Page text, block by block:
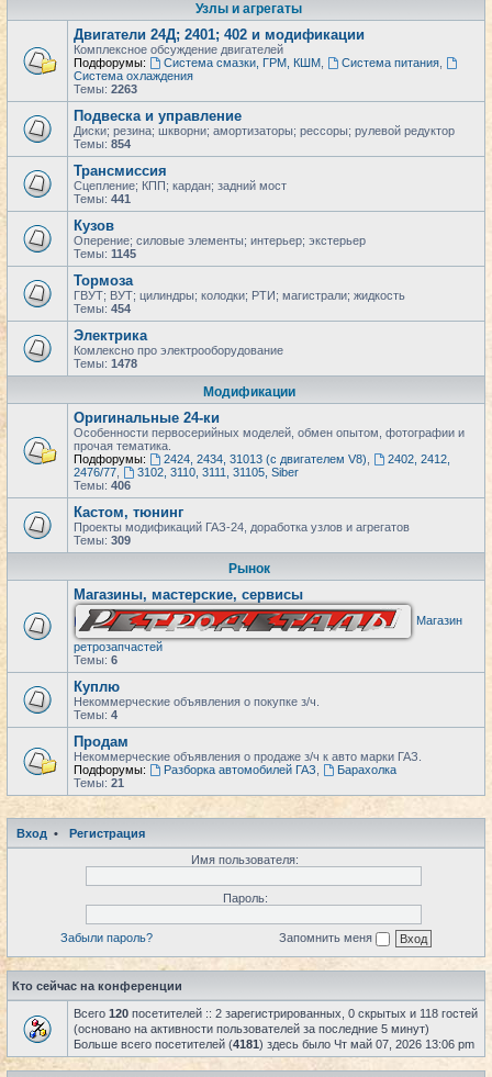
Узлы и агрегаты
Двигатели 24Д; 2401; 402 и модификации
Комплексное обсуждение двигателей
Подфорумы:
Система смазки, ГРМ, КШМ, Система питания,
Система охлаждения
Темы: 2263
Подвеска и управление
Диски; резина; шкворни; амортизаторы; рессоры; рулевой редуктор
Темы: 854
Трансмиссия
Сцепление; КПП; кардан; задний мост
Темы: 441
Кузов
Оперение; силовые элементы; интерьер; экстерьер
Темы: 1145
Тормоза
ГВУТ; ВУТ; цилиндры; колодки; РТИ; магистрали; жидкость
Темы: 454
Электрика
Комлексно про электрооборудование
Темы: 1478
Модификации
Оригинальные 24-ки
Особенности первосерийных моделей, обмен опытом, фотографии и
прочая тематика.
Подфорумы:
2424, 2434, 31013 (с двигателем V8)
2402, 2412,
2476/77
3102, 3110, 3111, 31105, Siber
Темы: 406
Кастом, тюнинг
Проекты модификаций ГАЗ-24, доработка узлов и агрегатов
Темы: 309
Рынок
Магазины, мастерские, сервисы
Магазин
ретрозапчастей
Темы: 6
Куплю
Некоммерческие объявления о покупке з/ч.
Темы: 4
Продам
Некоммерческие объявления о продаже з/ч к авто марки ГАЗ.
Подфорумы:
Разборка автомобилей ГАЗ
Барахолка
Темы: 21
Вход •
Регистрация
Имя пользователя:
Пароль:
Забыли пароль? Запомнить меня
Кто сейчас на конференции
Всего 120 посетителей :: 2 зарегистрированных, 0 скрытых и 118 гостей
(основано на активности пользователей за последние 5 минут)
Больше всего посетителей (4181) здесь было Чт май 07, 2026 13:06 pm